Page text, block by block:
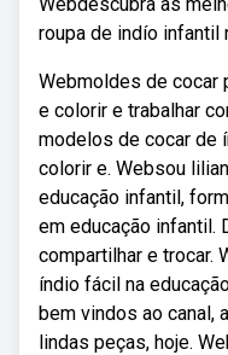
roupa de indío infantil
Webmoldes de cocar
e colorir e trabalhar
modelos de cocar de
colorir e. Websou
educação infantil,
em educação infantil.
compartilhar e trocar.
índio fácil na
bem vindos ao canal,
lindas peças, hoje.